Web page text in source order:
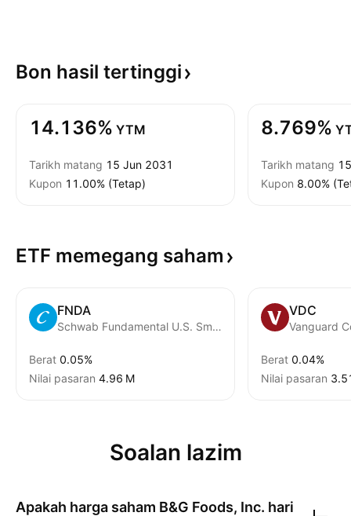
Bon hasil tertinggi
14.136% YTM
Tarikh matang 15 Jun 2031
Kupon 11.00% (Tetap)
8.769%
Tarikh matang
Kupon 8.00%
ETF memegang saham
FNDA
Schwab Fundamental U.S. Small Company ETF
Berat 0.05%
Nilai pasaran ‪4.96 M‬
VDC
Berat 0.04%
Nilai pasaran
Soalan lazim
Apakah harga saham B&G Foods, Inc. hari